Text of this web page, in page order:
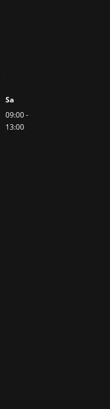
Sa
09:00 -
13:00